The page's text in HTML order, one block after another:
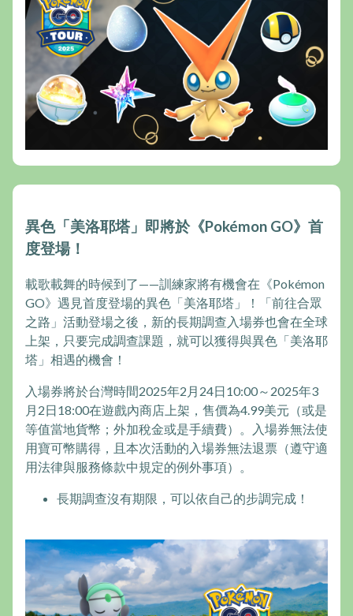
異色「美洛耶塔」即將於《Pokémon GO》首
度登場！
載歌載舞的時候到了——訓練家將有機會在《Pokémon
GO》遇見首度登場的異色「美洛耶塔」！「前往合眾
之路」活動登場之後，新的長期調查入場券也會在全球
上架，只要完成調查課題，就可以獲得與異色「美洛耶
塔」相遇的機會！
入場券將於台灣時間2025年2月24日10:00～2025年3
月2日18:00在遊戲內商店上架，售價為4.99美元（或是
等值當地貨幣；外加稅金或是手續費）。入場券無法使
用寶可幣購得，且本次活動的入場券無法退票（遵守適
用法律與服務條款中規定的例外事項）。
長期調查沒有期限，可以依自己的步調完成！